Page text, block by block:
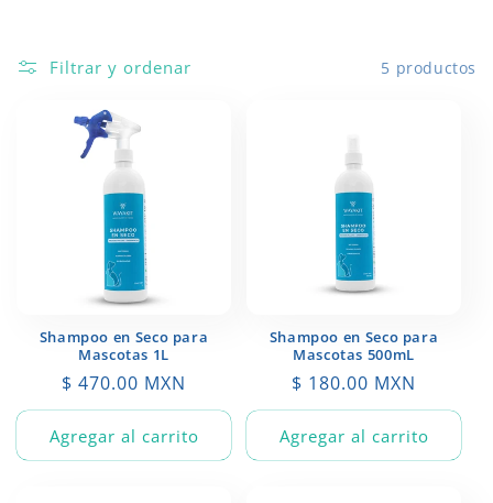
Filtrar y ordenar 5 productos
Shampoo en Seco para
Mascotas 1L
Precio
habitual
$ 470.00 MXN
Agregar al carrito
Shampoo en Seco para
Mascotas 500mL
Precio
habitual
$ 180.00 MXN
Agregar al carrito